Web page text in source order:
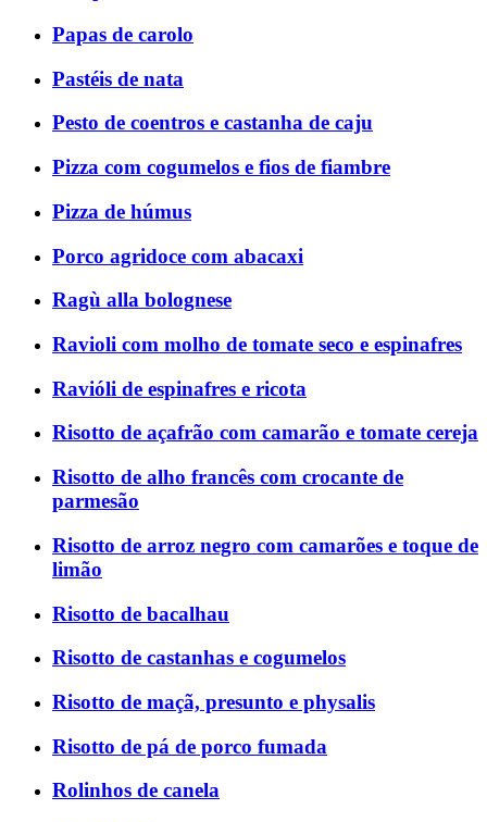
Papas de carolo
Pastéis de nata
Pesto de coentros e castanha de caju
Pizza com cogumelos e fios de fiambre
Pizza de húmus
Porco agridoce com abacaxi
Ragù alla bolognese
Ravioli com molho de tomate seco e espinafres
Ravióli de espinafres e ricota
Risotto de açafrão com camarão e tomate cereja
Risotto de alho francês com crocante de
parmesão
Risotto de arroz negro com camarões e toque de
limão
Risotto de bacalhau
Risotto de castanhas e cogumelos
Risotto de maçã, presunto e physalis
Risotto de pá de porco fumada
Rolinhos de canela